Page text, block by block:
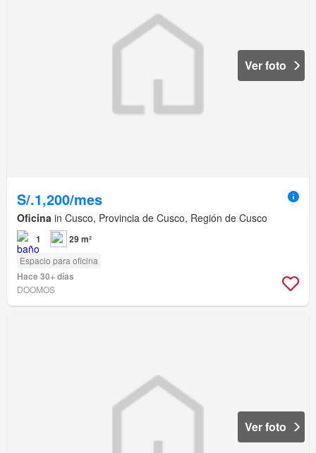
Ver foto
S/.1,200/mes
Oficina in Cusco, Provincia de Cusco, Región de Cusco
1 29 m²
Espacio para oficina
Hace 30+ días
DOOMOS
Ver foto